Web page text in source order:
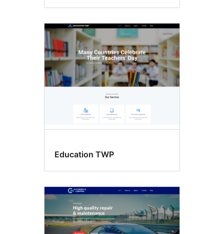
Education TWP